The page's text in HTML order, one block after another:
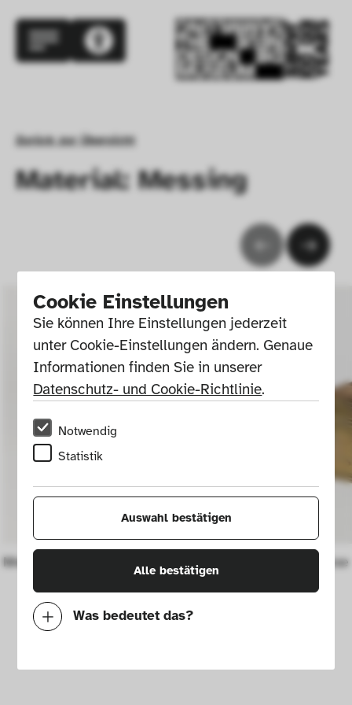
Cookie Einstellungen
Sie können Ihre Einstellungen jederzeit
unter Cookie-Einstellungen ändern. Genaue
Informationen finden Sie in unserer
Datenschutz- und Cookie-Richtlinie.
Notwendig
Statistik
Auswahl bestätigen
Alle bestätigen
Was bedeutet das?
Mit diesen Cookies können wir durch
Zurück zur Übersicht
Material: Messing
Messingleuchter